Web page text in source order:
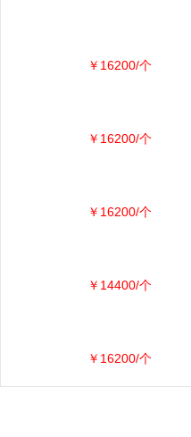
￥16200/个
￥16200/个
￥16200/个
￥14400/个
￥16200/个